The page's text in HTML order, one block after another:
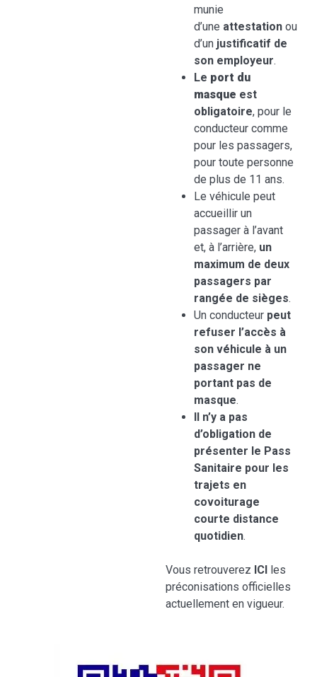
munie
d’une attestation ou
d’un justificatif de
son employeur.
Le port du
masque est
obligatoire, pour le
conducteur comme
pour les passagers,
pour toute personne
de plus de 11 ans.
Le véhicule peut
accueillir un
passager à l’avant
et, à l’arrière, un
maximum de deux
passagers par
rangée de sièges.
Un conducteur peut
refuser l’accès à
son véhicule à un
passager ne
portant pas de
masque.
Il n’y a pas
d’obligation de
présenter le Pass
Sanitaire pour les
trajets en
covoiturage
courte distance
quotidien.
Vous retrouverez ICI les
préconisations officielles
actuellement en vigueur.